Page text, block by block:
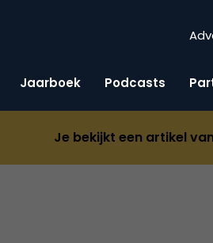
Jaarboek Podcasts
Je bekijkt een artikel